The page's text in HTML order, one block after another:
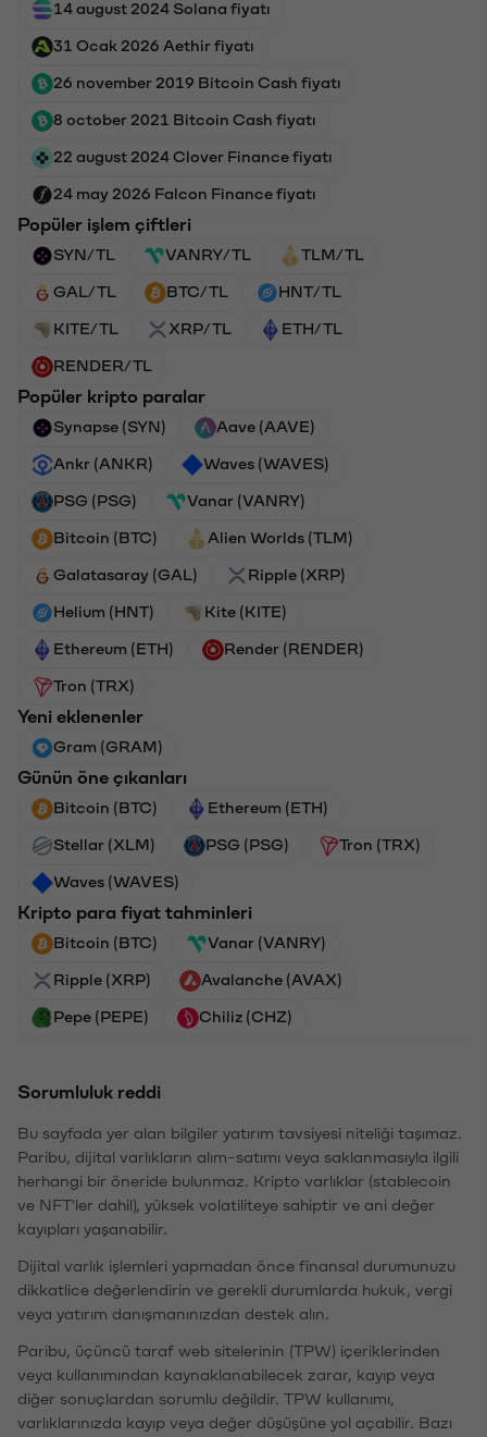
14 august 2024 Solana fiyatı
31 Ocak 2026 Aethir fiyatı
26 november 2019 Bitcoin Cash fiyatı
8 october 2021 Bitcoin Cash fiyatı
22 august 2024 Clover Finance fiyatı
24 may 2026 Falcon Finance fiyatı
Popüler işlem çiftleri
SYN/TL VANRY/TL TLM/TL
GAL/TL BTC/TL HNT/TL
KITE/TL XRP/TL ETH/TL
RENDER/TL
Popüler kripto paralar
Synapse (SYN) Aave (AAVE)
Ankr (ANKR) Waves (WAVES)
PSG (PSG) Vanar (VANRY)
Bitcoin (BTC) Alien Worlds (TLM)
Galatasaray (GAL) Ripple (XRP)
Helium (HNT) Kite (KITE)
Ethereum (ETH) Render (RENDER)
Tron (TRX)
Yeni eklenenler
Gram (GRAM)
Günün öne çıkanları
Bitcoin (BTC) Ethereum (ETH)
Stellar (XLM) PSG (PSG) Tron (TRX)
Waves (WAVES)
Kripto para fiyat tahminleri
Bitcoin (BTC) Vanar (VANRY)
Ripple (XRP) Avalanche (AVAX)
Pepe (PEPE) Chiliz (CHZ)
Sorumluluk reddi
Bu sayfada yer alan bilgiler yatırım tavsiyesi niteliği taşımaz.
Paribu, dijital varlıkların alım-satımı veya saklanmasıyla ilgili
herhangi bir öneride bulunmaz. Kripto varlıklar (stablecoin
ve NFT'ler dahil), yüksek volatiliteye sahiptir ve ani değer
kayıpları yaşanabilir.
Dijital varlık işlemleri yapmadan önce finansal durumunuzu
dikkatlice değerlendirin ve gerekli durumlarda hukuk, vergi
veya yatırım danışmanınızdan destek alın.
Paribu, üçüncü taraf web sitelerinin (TPW) içeriklerinden
veya kullanımından kaynaklanabilecek zarar, kayıp veya
diğer sonuçlardan sorumlu değildir. TPW kullanımı,
varlıklarınızda kayıp veya değer düşüşüne yol açabilir. Bazı